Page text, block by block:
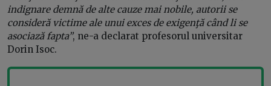
indignare demnă de alte cauze mai nobile, autorii se
consideră victime ale unui exces de exigenţă când li se
asociază fapta”, ne-a declarat profesorul universitar
Dorin Isoc.